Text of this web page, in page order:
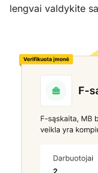
lengvai valdykite